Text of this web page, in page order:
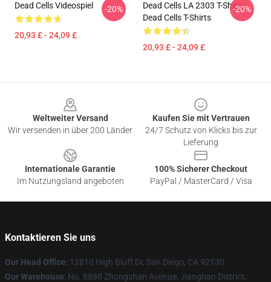
Dead Cells Videospiel
20,93 £ - 24,09 £
-20%
Dead Cells LA 2303 T-Shirts
Dead Cells T-Shirts
20,93 £ - 24,09 £
-20%
Weltweiter Versand
Wir versenden in über 200 Länder
Kaufen Sie mit Vertrauen
24/7 Schutz von Klicks bis zur
Lieferung
Internationale Garantie
Im Nutzungsland angeboten
100% Sicherer Checkout
PayPal / MasterCard / Visa
Kontaktieren Sie uns
Our Head Office: 12810 High Bluff Dr, San Diego, CA 92130
Our Warehouse: No. 8888 Zhongshan Avenue, Jianghan District,